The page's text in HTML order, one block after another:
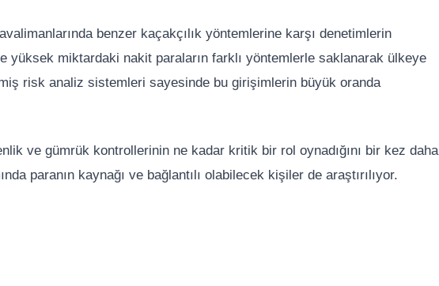
benzer kaçakçılık yöntemlerine karşı denetimlerin
yüksek miktardaki nakit paraların farklı yöntemlerle saklanarak ülkeye
risk analiz sistemleri sayesinde bu girişimlerin büyük oranda
ve gümrük kontrollerinin ne kadar kritik bir rol oynadığını bir kez daha
paranın kaynağı ve bağlantılı olabilecek kişiler de araştırılıyor.